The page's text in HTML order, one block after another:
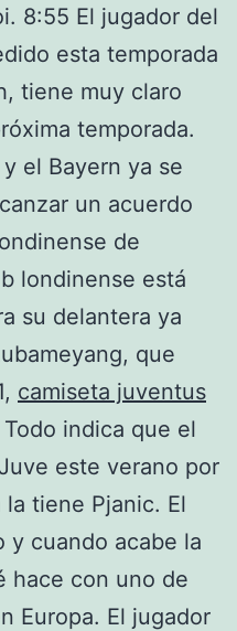
8:55 El jugador del
esta temporada
tiene muy claro
temporada.
el Bayern ya se
un acuerdo
de
londinense está
su delantera ya
que
camiseta juventus
indica que el
este verano por
tiene Pjanic. El
y cuando acabe la
hace con uno de
Europa. El jugador